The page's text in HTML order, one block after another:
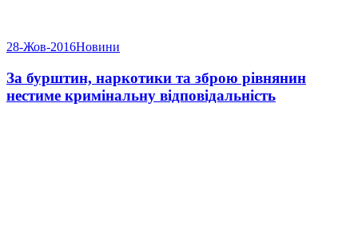
28-Жов-2016Новини
За бурштин, наркотики та зброю рівнянин
нестиме кримінальну відповідальність